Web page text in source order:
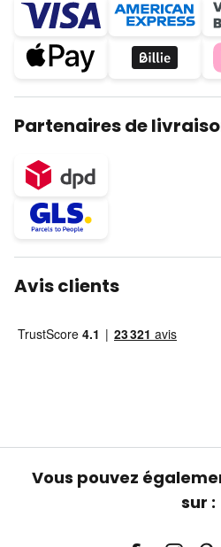
Partenaires de
Avis clients
Vous pouvez
sur :